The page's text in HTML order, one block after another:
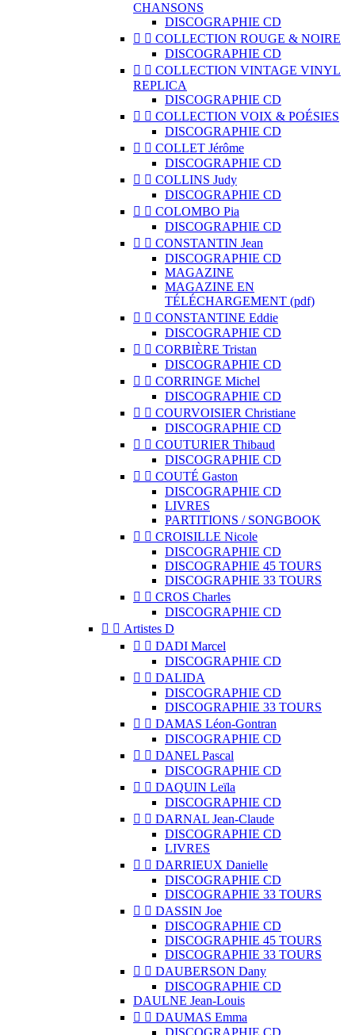
CHANSONS
DISCOGRAPHIE CD
  COLLECTION ROUGE & NOIRE
DISCOGRAPHIE CD
  COLLECTION VINTAGE VINYL
REPLICA
DISCOGRAPHIE CD
  COLLECTION VOIX & POÉSIES
DISCOGRAPHIE CD
  COLLET Jérôme
DISCOGRAPHIE CD
  COLLINS Judy
DISCOGRAPHIE CD
  COLOMBO Pia
DISCOGRAPHIE CD
  CONSTANTIN Jean
DISCOGRAPHIE CD
MAGAZINE
MAGAZINE EN
TÉLÉCHARGEMENT (pdf)
  CONSTANTINE Eddie
DISCOGRAPHIE CD
  CORBIÈRE Tristan
DISCOGRAPHIE CD
  CORRINGE Michel
DISCOGRAPHIE CD
  COURVOISIER Christiane
DISCOGRAPHIE CD
  COUTURIER Thibaud
DISCOGRAPHIE CD
  COUTÉ Gaston
DISCOGRAPHIE CD
LIVRES
PARTITIONS / SONGBOOK
  CROISILLE Nicole
DISCOGRAPHIE CD
DISCOGRAPHIE 45 TOURS
DISCOGRAPHIE 33 TOURS
  CROS Charles
DISCOGRAPHIE CD
  Artistes D
  DADI Marcel
DISCOGRAPHIE CD
  DALIDA
DISCOGRAPHIE CD
DISCOGRAPHIE 33 TOURS
  DAMAS Léon-Gontran
DISCOGRAPHIE CD
  DANEL Pascal
DISCOGRAPHIE CD
  DAQUIN Leïla
DISCOGRAPHIE CD
  DARNAL Jean-Claude
DISCOGRAPHIE CD
LIVRES
  DARRIEUX Danielle
DISCOGRAPHIE CD
DISCOGRAPHIE 33 TOURS
  DASSIN Joe
DISCOGRAPHIE CD
DISCOGRAPHIE 45 TOURS
DISCOGRAPHIE 33 TOURS
  DAUBERSON Dany
DISCOGRAPHIE CD
DAULNE Jean-Louis
  DAUMAS Emma
DISCOGRAPHIE CD